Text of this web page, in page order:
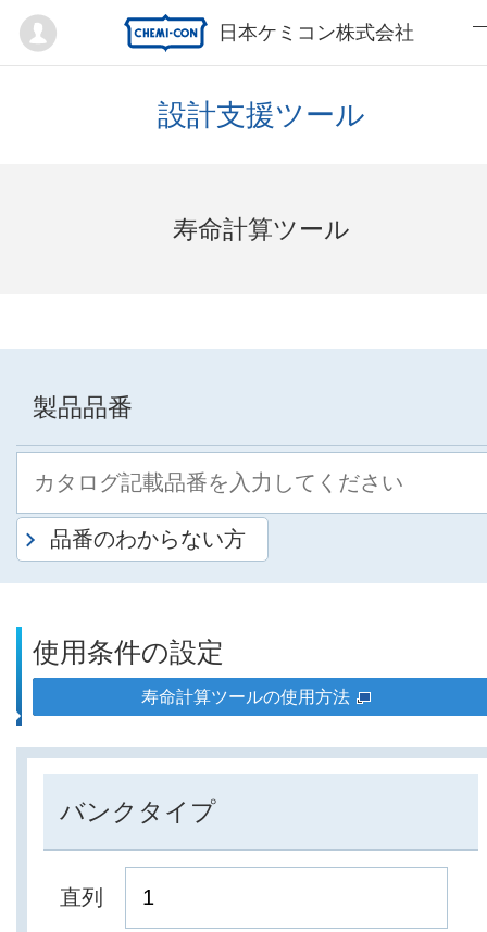
日本ケミコン株式会社
Mypage
設計支援ツール
寿命計算ツール
製品品番
品番のわからない方
使用条件の設定
寿命計算ツールの使用方法
バンクタイプ
直列